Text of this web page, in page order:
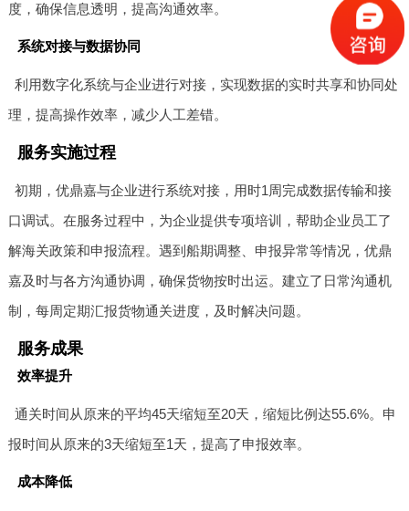
度，确保信息透明，提高沟通效率。
系统对接与数据协同
利用数字化系统与企业进行对接，实现数据的实时共享和协同处
理，提高操作效率，减少人工差错。
服务实施过程
初期，优鼎嘉与企业进行系统对接，用时1周完成数据传输和接
口调试。在服务过程中，为企业提供专项培训，帮助企业员工了
解海关政策和申报流程。遇到船期调整、申报异常等情况，优鼎
嘉及时与各方沟通协调，确保货物按时出运。建立了日常沟通机
制，每周定期汇报货物通关进度，及时解决问题。
服务成果
效率提升
通关时间从原来的平均45天缩短至20天，缩短比例达55.6%。申
报时间从原来的3天缩短至1天，提高了申报效率。
成本降低